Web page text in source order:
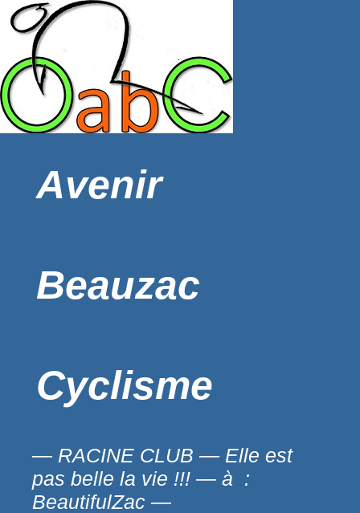
Avenir
Beauzac
Cyclisme
— RACINE CLUB — Elle est
pas belle la vie !!! — à :
BeautifulZac —